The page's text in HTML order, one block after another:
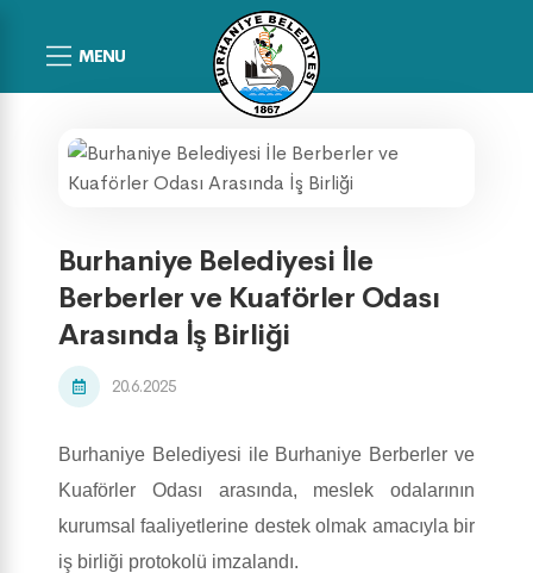
MENU
Burhaniye Belediyesi İle
Berberler ve Kuaförler Odası
Arasında İş Birliği
20.6.2025
Burhaniye Belediyesi ile Burhaniye Berberler ve
Kuaförler Odası arasında, meslek odalarının
kurumsal faaliyetlerine destek olmak amacıyla bir
iş birliği protokolü imzalandı.